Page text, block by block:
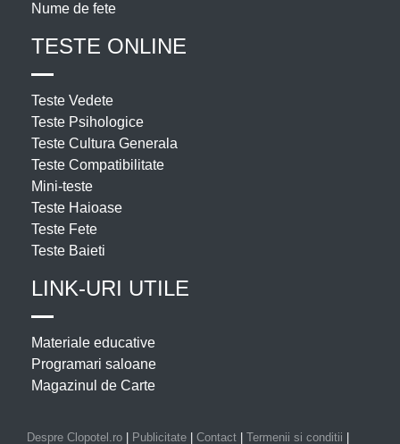
Nume de fete
TESTE ONLINE
Teste Vedete
Teste Psihologice
Teste Cultura Generala
Teste Compatibilitate
Mini-teste
Teste Haioase
Teste Fete
Teste Baieti
LINK-URI UTILE
Materiale educative
Programari saloane
Magazinul de Carte
Despre Clopotel.ro Publicitate Contact Termenii si conditii